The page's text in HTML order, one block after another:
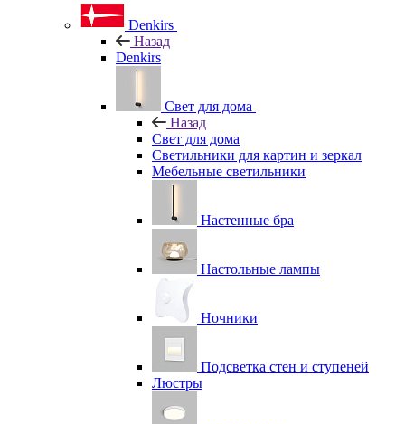
Denkirs
Назад
Denkirs
Свет для дома
Назад
Свет для дома
Светильники для картин и зеркал
Мебельные светильники
Настенные бра
Настольные лампы
Ночники
Подсветка стен и ступеней
Люстры